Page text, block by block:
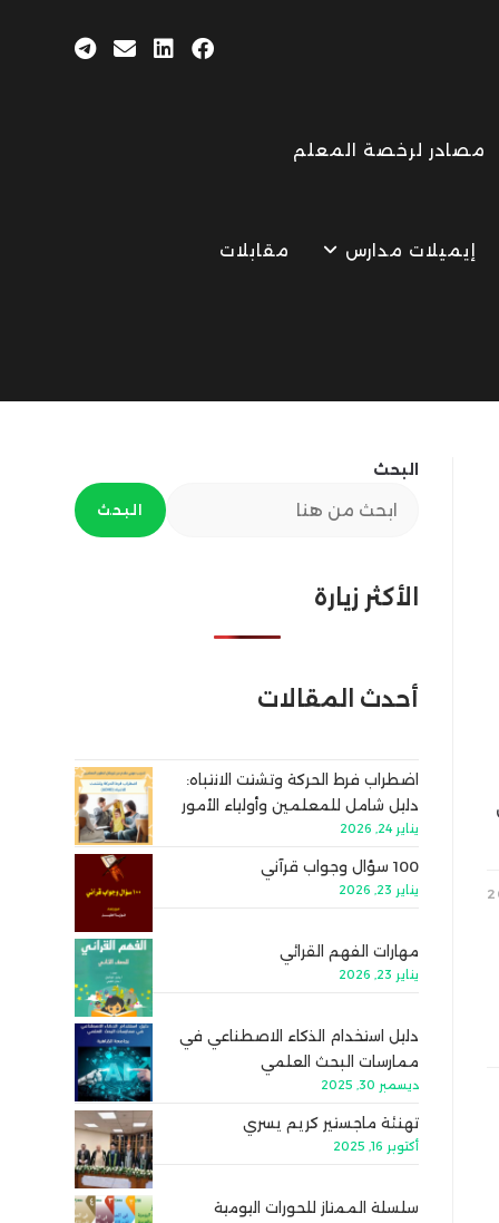
مصادر لرخصة المعلم
إيميلات مدارس مقابلات
البحث
البحث
الأكثر زيارة
أحدث المقالات
اضطراب فرط الحركة وتشتت الانتباه:
دليل شامل للمعلمين وأولياء الأمور
يناير 24, 2026
100 سؤال وجواب قرآني
يناير 23, 2026
مهارات الفهم القرائي
يناير 23, 2026
دليل استخدام الذكاء الاصطناعي في
ممارسات البحث العلمي
ديسمبر 30, 2025
تهنئة ماجستير كريم يسري
أكتوبر 16, 2025
سلسلة الممتاز للحورات اليومية